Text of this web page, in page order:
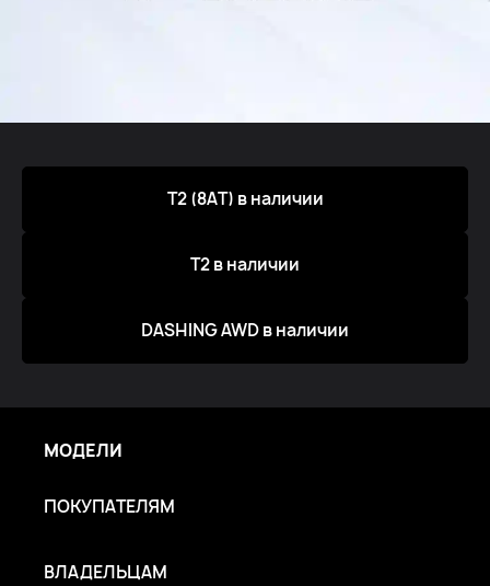
Т2 (8АТ) в наличии
T2 в наличии
DASHING AWD в наличии
МОДЕЛИ
ПОКУПАТЕЛЯМ
ВЛАДЕЛЬЦАМ